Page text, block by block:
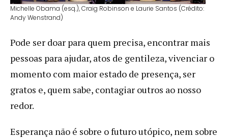
Michelle Obama (esq.), Craig Robinson e Laurie Santos (Crédito:
Andy Wenstrand)
Pode ser doar para quem precisa, encontrar mais
pessoas para ajudar, atos de gentileza, vivenciar o
momento com maior estado de presença, ser
gratos e, quem sabe, contagiar outros ao nosso
redor.
Esperança não é sobre o futuro utópico, nem sobre